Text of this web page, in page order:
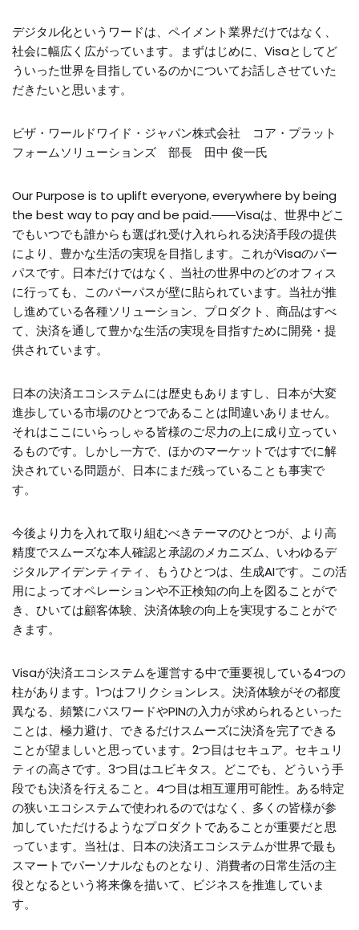
デジタル化というワードは、ペイメント業界だけではなく、
社会に幅広く広がっています。まずはじめに、Visaとしてど
ういった世界を目指しているのかについてお話しさせていた
だきたいと思います。
ビザ・ワールドワイド・ジャパン株式会社 コア・プラット
フォームソリューションズ 部長 田中 俊一氏
Our Purpose is to uplift everyone, everywhere by being
the best way to pay and be paid.――Visaは、世界中どこ
でもいつでも誰からも選ばれ受け入れられる決済手段の提供
により、豊かな生活の実現を目指します。これがVisaのパー
パスです。日本だけではなく、当社の世界中のどのオフィス
に行っても、このパーパスが壁に貼られています。当社が推
し進めている各種ソリューション、プロダクト、商品はすべ
て、決済を通して豊かな生活の実現を目指すために開発・提
供されています。
日本の決済エコシステムには歴史もありますし、日本が大変
進歩している市場のひとつであることは間違いありません。
それはここにいらっしゃる皆様のご尽力の上に成り立ってい
るものです。しかし一方で、ほかのマーケットではすでに解
決されている問題が、日本にまだ残っていることも事実で
す。
今後より力を入れて取り組むべきテーマのひとつが、より高
精度でスムーズな本人確認と承認のメカニズム、いわゆるデ
ジタルアイデンティティ、もうひとつは、生成AIです。この活
用によってオペレーションや不正検知の向上を図ることがで
き、ひいては顧客体験、決済体験の向上を実現することがで
きます。
Visaが決済エコシステムを運営する中で重要視している4つの
柱があります。1つはフリクションレス。決済体験がその都度
異なる、頻繁にパスワードやPINの入力が求められるといった
ことは、極力避け、できるだけスムーズに決済を完了できる
ことが望ましいと思っています。2つ目はセキュア。セキュリ
ティの高さです。3つ目はユビキタス。どこでも、どういう手
段でも決済を行えること。4つ目は相互運用可能性。ある特定
の狭いエコシステムで使われるのではなく、多くの皆様が参
加していただけるようなプロダクトであることが重要だと思
っています。当社は、日本の決済エコシステムが世界で最も
スマートでパーソナルなものとなり、消費者の日常生活の主
役となるという将来像を描いて、ビジネスを推進していま
す。